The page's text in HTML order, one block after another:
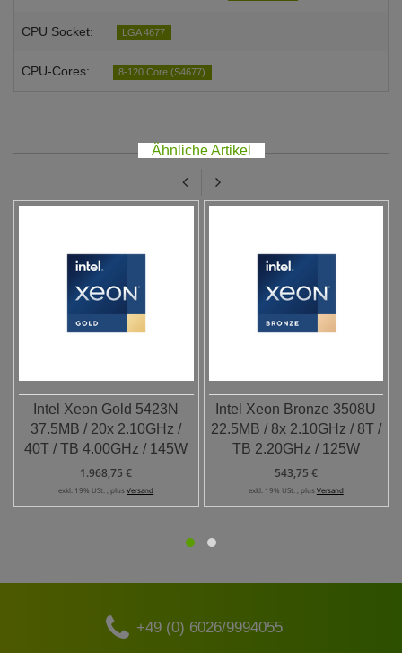
CPU Socket: LGA 4677
CPU-Cores: 8-120 Core (S4677)
Ähnliche Artikel
Intel Xeon Gold 5423N
37.5MB / 20x 2.10GHz /
40T / TB 4.00GHz / 145W
1.968,75 €
exkl. 19% USt. , plusVersand
Intel Xeon Bronze 3508U
22.5MB / 8x 2.10GHz / 8T /
TB 2.20GHz / 125W
543,75 €
exkl. 19% USt. , plus Versand
+49 (0) 6026/9994055